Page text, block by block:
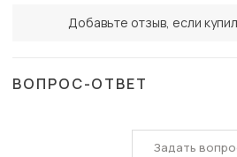
Добавьте отзыв, если
ВОПРОС-ОТВЕТ
Задать